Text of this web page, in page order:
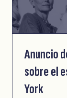
Anuncio
sobre el
York